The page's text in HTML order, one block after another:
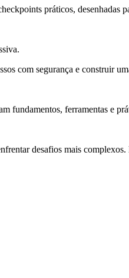
práticos, desenhadas
com segurança e construir
fundamentos, ferramentas e
desafios mais